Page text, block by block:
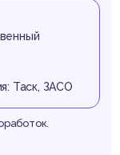
Таск, ЗАСО